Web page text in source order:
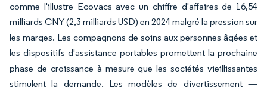
comme l'illustre Ecovacs avec un chiffre d'affaires de 16,54
milliards CNY (2,3 milliards USD) en 2024 malgré la pression sur
les marges. Les compagnons de soins aux personnes âgées et
les dispositifs d'assistance portables promettent la prochaine
phase de croissance à mesure que les sociétés vieillissantes
stimulent la demande. Les modèles de divertissement —